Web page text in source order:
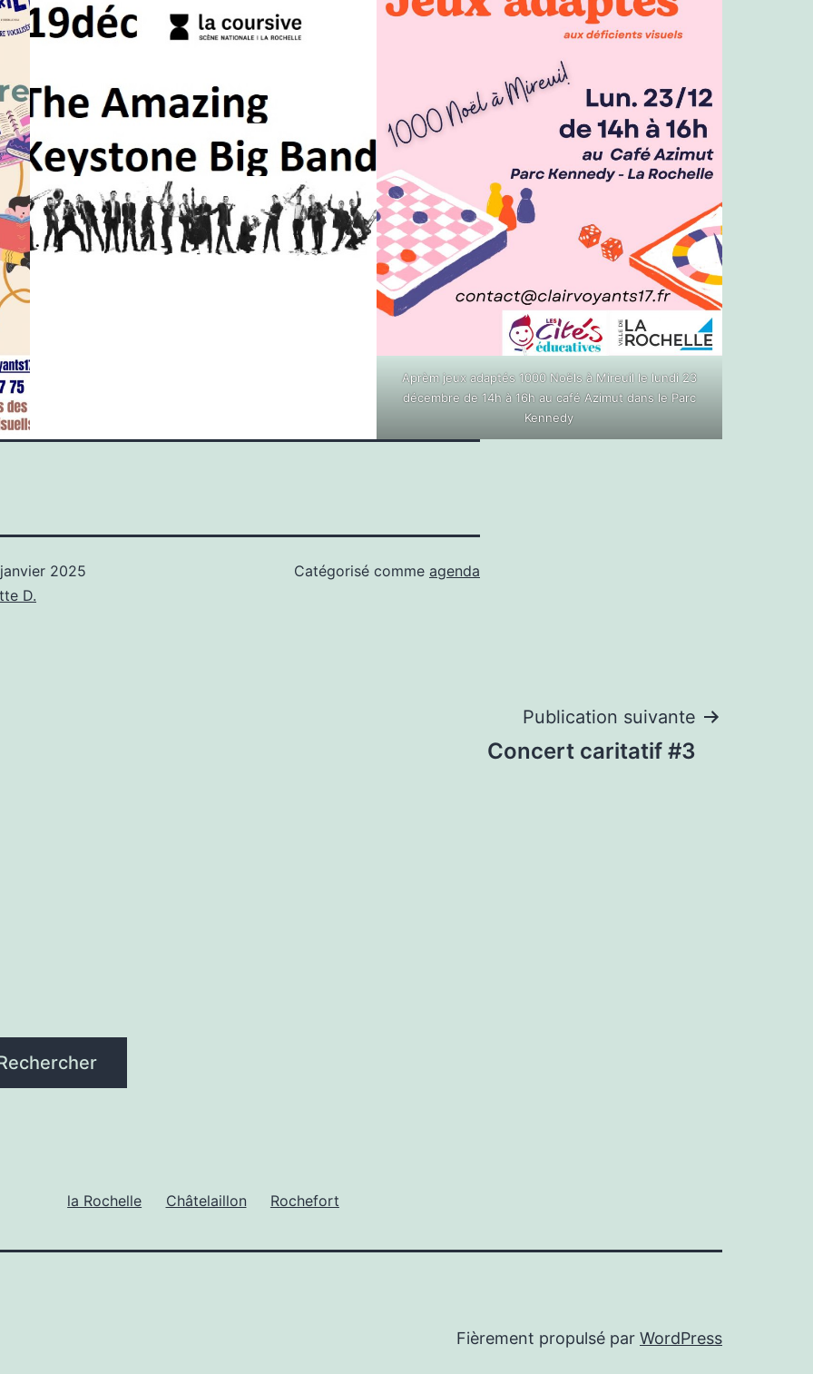
Aprèm jeux adaptés 1000 Noëls à Mireuil le lundi 23
décembre de 14h à 16h au café Azimut dans le Parc
Kennedy
2025
D.
Catégorisé comme agenda
Publication suivante
Concert caritatif #3
la Rochelle Châtelaillon Rochefort
Fièrement propulsé par WordPress